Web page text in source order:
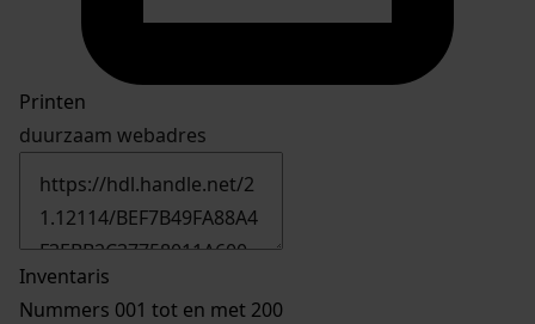
Printen
duurzaam webadres
Inventaris
Nummers 001 tot en met 200